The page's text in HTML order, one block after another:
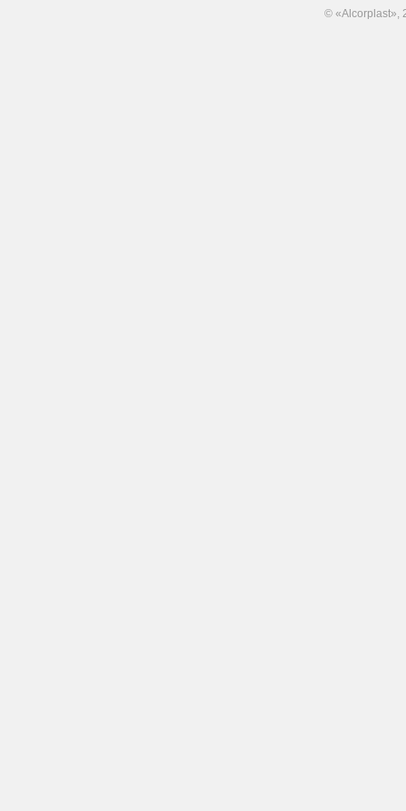
© «Alcorplast»,